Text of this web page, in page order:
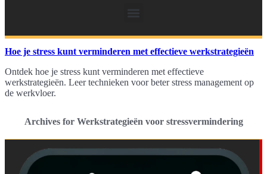
Hoe je stress kunt verminderen met effectieve werkstrategieën
Ontdek hoe je stress kunt verminderen met effectieve
werkstrategieën. Leer technieken voor beter stress management op
de werkvloer.
Archives for Werkstrategieën voor stressvermindering